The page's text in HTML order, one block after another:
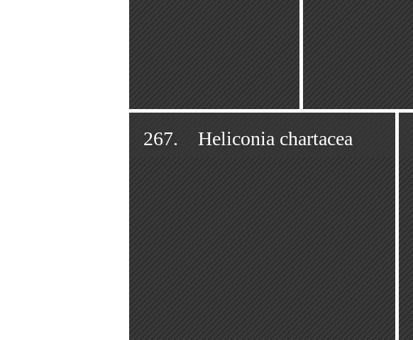
267. Heliconia chartacea